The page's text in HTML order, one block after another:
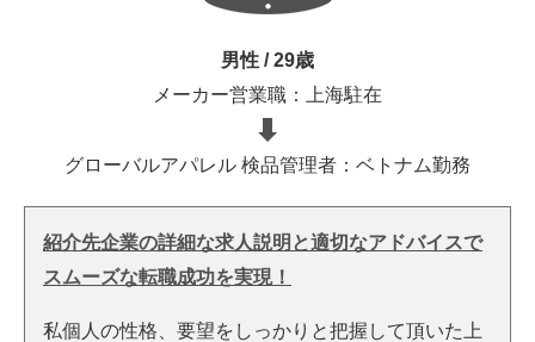
男性 / 29歳
メーカー営業職：上海駐在
グローバルアパレル 検品管理者：ベトナム勤務
紹介先企業の詳細な求人説明と適切なアドバイスで
スムーズな転職成功を実現！
私個人の性格、要望をしっかりと把握して頂いた上